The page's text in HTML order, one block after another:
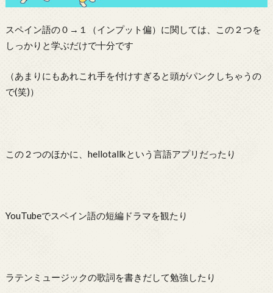
スペイン語の０→１（インプット偏）に関しては、この２つを
しっかりと学ぶだけで十分です
（あまりにもあれこれ手を付けすぎると頭がパンクしちゃうの
で(笑)）
この２つのほかに、hellotallkという言語アプリだったり
YouTubeでスペイン語の短編ドラマを観たり
ラテンミュージックの歌詞を書きだして勉強したり